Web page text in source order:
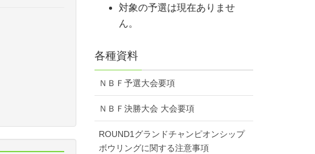
対象の予選は現在ありませ
ん。
各種資料
ＮＢＦ予選大会要項
ＮＢＦ決勝大会 大会要項
ROUND1グランドチャンピオンシップ
ボウリングに関する注意事項